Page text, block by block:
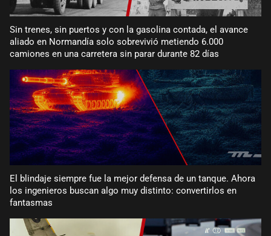
Sin trenes, sin puertos y con la gasolina contada, el avance
aliado en Normandía solo sobrevivió metiendo 6.000
camiones en una carretera sin parar durante 82 días
El blindaje siempre fue la mejor defensa de un tanque. Ahora
los ingenieros buscan algo muy distinto: convertirlos en
fantasmas